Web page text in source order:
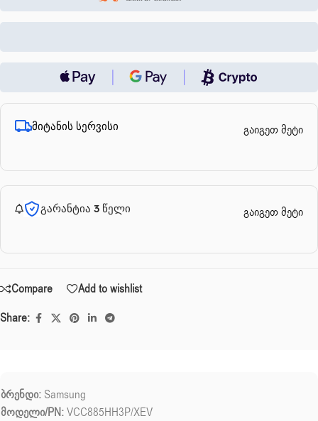
მიტანის სერვისი გაიგეთ მეტი
გარანტია 3 წელი გაიგეთ მეტი
Compare
Add to wishlist
Share:
ბრენდი: Samsung
მოდელი/PN:VCC885HH3P/XEV